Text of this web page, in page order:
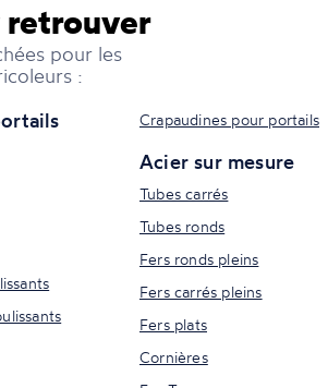
retrouver
pour les
:
Crapaudines pour portails
Acier sur mesure
Tubes carrés
Tubes ronds
Fers ronds pleins
Fers carrés pleins
Fers plats
Cornières